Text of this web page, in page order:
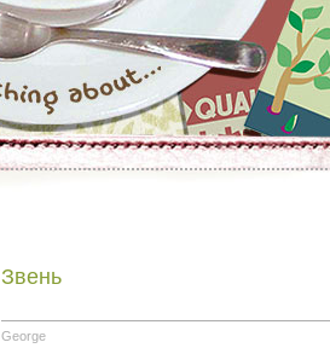
Звень
George